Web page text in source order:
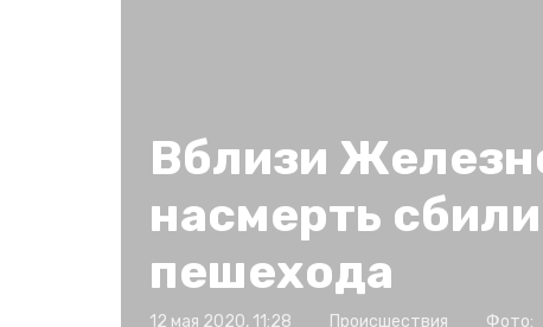
Вблизи
насмерть
пешехода
12 мая 2020, 11:28 Происшествия Фото: